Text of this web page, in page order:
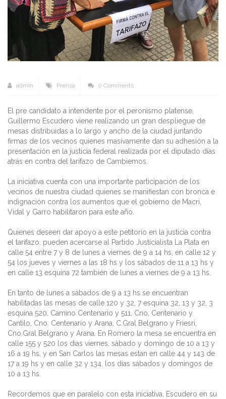
admin Prensa 0 Comments
El pre candidato a intendente por el peronismo platense,
Guillermo Escudero viene realizando un gran despliegue de
mesas distribuidas a lo largo y ancho de la ciudad juntando
firmas de los vecinos quienes masivamente dan su adhesión a la
presentación en la justicia federal realizada por el diputado días
atrás en contra del tarifazo de Cambiemos.
La iniciativa cuenta con una importante participación de los
vecinos de nuestra ciudad quienes se manifiestan con bronca e
indignación contra los aumentos que el gobierno de Macri,
Vidal y Garro habilitaron para este año.
Quienes deseen dar apoyo a este petitorio en la justicia contra
el tarifazo, pueden acercarse al Partido Justicialista La Plata en
calle 54 entre 7 y 8 de lunes a viernes de 9 a 14 hs, en calle 12 y
54 los jueves y viernes a las 18 hs y los sábados de 11 a 13 hs y
en calle 13 esquina 72 también de lunes a viernes de 9 a 13 hs.
En tanto de lunes a sábados de 9 a 13 hs se encuentran
habilitadas las mesas de calle 120 y 32, 7 esquina 32, 13 y 32, 3
esquina 520, Camino Centenario y 511, Cno, Centenario y
Cantilo, Cno. Centenario y Arana, C.Gral Belgrano y Friesri,
Cno.Gral Belgrano y Arana. En Romero la mesa se encuentra en
calle 155 y 520 los dias viernes, sábado y domingo de 10 a 13 y
16 a 19 hs, y en San Carlos las mesas estan en calle 44 y 143 de
17 a 19 hs y en calle 32 y 134, los días sábados y domingos de
10 a 13 hs.
Recordemos que en paralelo con esta iniciativa, Escudero en su